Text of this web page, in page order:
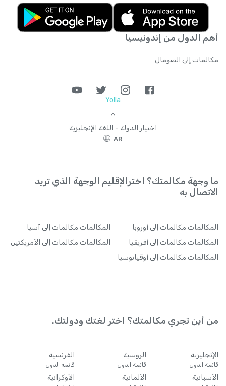
أهم الدول من إندونيسيا
مكالمات إلى الصومال
Yolla
>
اختيار الدولة - اللغة الإنجليزية
AR
ما وجهة مكالمتك؟ اخترالإقليم الوجهة الذي تريد
الاتصال به
المكالمات مكالمات إلى أوروبا المكالمات مكالمات إلى آسيا
المكالمات مكالمات إلى أفريقيا المكالمات مكالمات إلى الأمريكتين
المكالمات مكالمات إلى أوقيانوسيا
من أين تجري مكالمتك؟ اختر لغتك ودولتك.
الإنجليزية
قائمة الدول
الروسية
قائمة الدول
الفرنسية
قائمة الدول
الأسبانية الألمانية الأوكرانية